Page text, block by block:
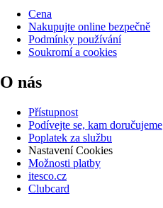
Cena
Nakupujte online bezpečně
Podmínky používání
Soukromí a cookies
O nás
Přístupnost
Podívejte se, kam doručujeme
Poplatek za službu
Nastavení Cookies
Možnosti platby
itesco.cz
Clubcard